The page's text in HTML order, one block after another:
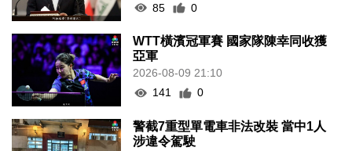
85
0
WTT橫濱冠軍賽 國家隊陳幸同收獲
亞軍
2026-08-09 21:10
141
0
警截7重型單電車非法改裝 當中1人
涉違令駕駛